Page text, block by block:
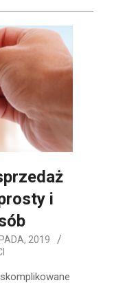
i
2019